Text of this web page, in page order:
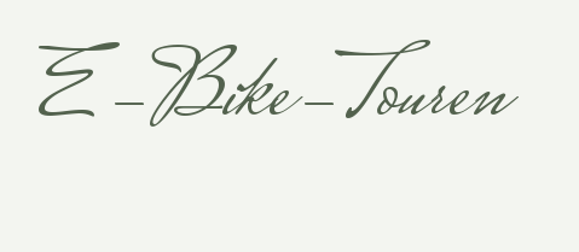
E-Bike-Touren